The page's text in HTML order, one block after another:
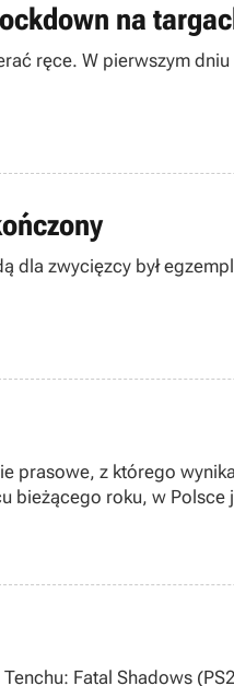
na
ręce. W pierwszym
zwycięzcy był
prasowe, z którego
bieżącego roku, w Polsce
Fatal Shadows